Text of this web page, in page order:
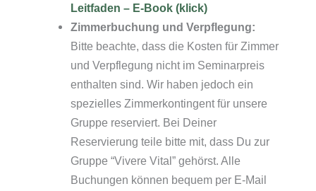
Leitfaden – E-Book (klick)
Zimmerbuchung und Verpflegung:
Bitte beachte, dass die Kosten für Zimmer
und Verpflegung nicht im Seminarpreis
enthalten sind. Wir haben jedoch ein
spezielles Zimmerkontingent für unsere
Gruppe reserviert. Bei Deiner
Reservierung teile bitte mit, dass Du zur
Gruppe “Vivere Vital” gehörst. Alle
Buchungen können bequem per E-Mail